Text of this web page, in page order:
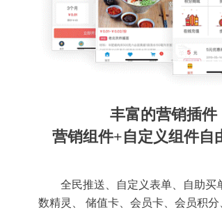
丰富的营销插
营销组件+自定义组件自
全民推送、自定义表单、自助买
数精灵、 储值卡、会员卡、会员积